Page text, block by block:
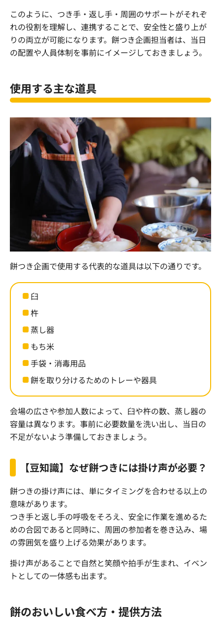
このように、つき手・返し手・周囲のサポートがそれぞ
れの役割を理解し、連携することで、安全性と盛り上が
りの両立が可能になります。餅つき企画担当者は、当日
の配置や人員体制を事前にイメージしておきましょう。
使用する主な道具
餅つき企画で使用する代表的な道具は以下の通りです。
臼
杵
蒸し器
もち米
手袋・消毒用品
餅を取り分けるためのトレーや器具
会場の広さや参加人数によって、臼や杵の数、蒸し器の
容量は異なります。事前に必要数量を洗い出し、当日の
不足がないよう準備しておきましょう。
【豆知識】なぜ餅つきには掛け声が必要？
餅つきの掛け声には、単にタイミングを合わせる以上の
意味があります。
つき手と返し手の呼吸をそろえ、安全に作業を進めるた
めの合図であると同時に、周囲の参加者を巻き込み、場
の雰囲気を盛り上げる効果があります。
掛け声があることで自然と笑顔や拍手が生まれ、イベン
トとしての一体感も出ます。
餅のおいしい食べ方・提供方法